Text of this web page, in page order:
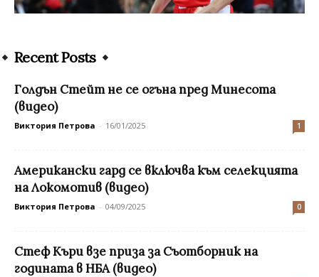
Recent Posts
Голдън Стейт не се огъна пред Минесота
(видео)
Виктория Петрова - 16/01/2025 1
Американски гард се включва към селекцията
на Локомотив (видео)
Виктория Петрова - 04/09/2025 0
Стеф Къри взе приза за Съотборник на
годината в НБА (видео)